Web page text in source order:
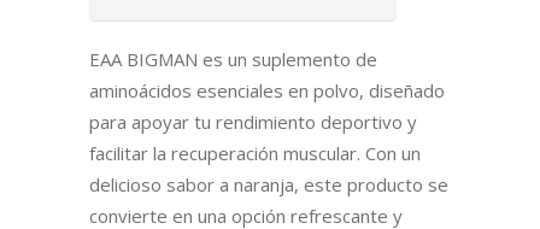
EAA BIGMAN es un suplemento de
aminoácidos esenciales en polvo, diseñado
para apoyar tu rendimiento deportivo y
facilitar la recuperación muscular. Con un
delicioso sabor a naranja, este producto se
convierte en una opción refrescante y